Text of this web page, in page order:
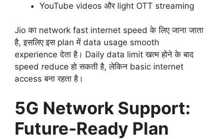
YouTube videos और light OTT streaming
Jio का network fast internet speed के लिए जाना जाता
है, इसलिए इस plan में data usage smooth
experience देता है। Daily data limit खत्म होने के बाद
speed reduce हो सकती है, लेकिन basic internet
access बना रहता है।
5G Network Support:
Future-Ready Plan